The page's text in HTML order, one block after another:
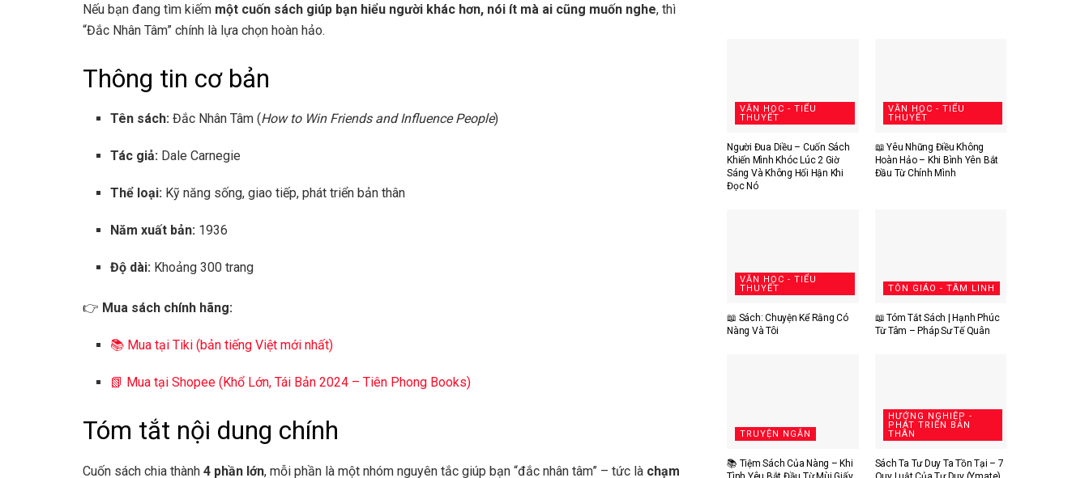
Nếu bạn đang tìm kiếm một cuốn sách giúp bạn hiểu người khác hơn, nói ít mà ai cũng muốn nghe, thì
“Đắc Nhân Tâm” chính là lựa chọn hoàn hảo.
Thông tin cơ bản
Tên sách: Đắc Nhân Tâm (How to Win Friends and Influence People)
Tác giả: Dale Carnegie
Thể loại: Kỹ năng sống, giao tiếp, phát triển bản thân
Năm xuất bản: 1936
Độ dài: Khoảng 300 trang
👉 Mua sách chính hãng:
📚 Mua tại Tiki (bản tiếng Việt mới nhất)
📗 Mua tại Shopee (Khổ Lớn, Tái Bản 2024 – Tiên Phong Books)
Tóm tắt nội dung chính
Cuốn sách chia thành 4 phần lớn, mỗi phần là một nhóm nguyên tắc giúp bạn “đắc nhân tâm” – tức là chạm
VĂN HỌC - TIỂU
THUYẾT
Người Đua Diều – Cuốn Sách
Khiến Mình Khóc Lúc 2 Giờ
Sáng Và Không Hối Hận Khi
Đọc Nó
VĂN HỌC - TIỂU
THUYẾT
📖 Yêu Những Điều Không
Hoàn Hảo – Khi Bình Yên Bắt
Đầu Từ Chính Mình
VĂN HỌC - TIỂU
THUYẾT
📖 Sách: Chuyện Kể Rằng Có
Nàng Và Tôi
TÔN GIÁO - TÂM LINH
📖 Tóm Tắt Sách | Hạnh Phúc
Từ Tâm – Pháp Sư Tế Quân
TRUYỆN NGẮN
📚 Tiệm Sách Của Nàng – Khi
HƯỚNG NGHIỆP -
PHÁT TRIỂN BẢN
THÂN
Sách Ta Tư Duy Ta Tồn Tại – 7